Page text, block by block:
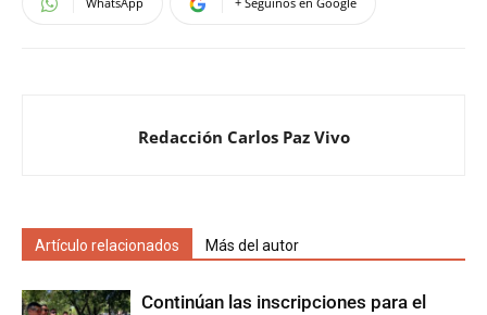
Redacción Carlos Paz Vivo
Artículo relacionados Más del autor
Continúan las inscripciones para el